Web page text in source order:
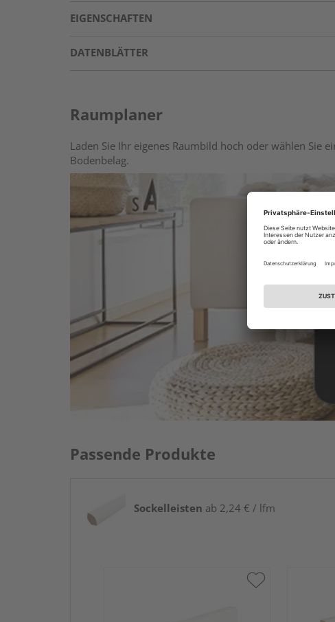
EIGENSCHAFTEN
DATENBLÄTTER
Raumplaner
Laden Sie Ihr eigenes Raumbild hoch oder wählen Sie
Bodenbelag.
Passende Produkte
Sockelleisten ab 2,24 € / lfm